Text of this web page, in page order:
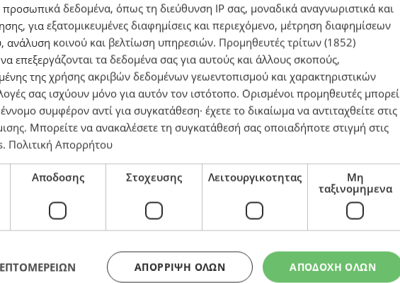
σφαίρες στους διαδηλωτές
προσωπικά δεδομένα, όπως τη διεύθυνση IP σας, μοναδικά αναγνωριστικά και
για εξατομικευμένες διαφημίσεις και περιεχόμενο, μέτρηση διαφημίσεων
ανάλυση κοινού και βελτίωση υπηρεσιών. Προμηθευτές τρίτων (1852)
να επεξεργάζονται τα δεδομένα σας για αυτούς και άλλους σκοπούς,
της χρήσης ακριβών δεδομένων γεωεντοπισμού και χαρακτηριστικών
σας ισχύουν μόνο για αυτόν τον ιστότοπο. Ορισμένοι προμηθευτές μπορεί
συμφέρον αντί για συγκατάθεση· έχετε το δικαίωμα να αντιταχθείτε στις
. Μπορείτε να ανακαλέσετε τη συγκατάθεσή σας οποιαδήποτε στιγμή στις
. Πολιτική Απορρήτου
Αποδοσης Στοχευσης Λειτουργικοτητας
Μη
ταξινομημενα
ΑΠΟΔΟΧΗ ΟΛΩΝ
ΑΠΌΡΡΙΨΗ ΌΛΩΝ